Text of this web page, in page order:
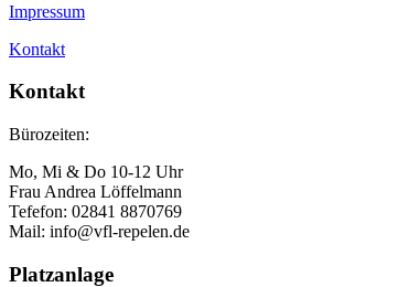
Impressum
Kontakt
Kontakt
Bürozeiten:
Mo, Mi & Do 10-12 Uhr
Frau Andrea Löffelmann
Tefefon: 02841 8870769
Mail: info@vfl-repelen.de
Platzanlage